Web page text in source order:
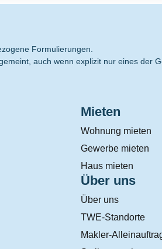
Formulierungen.
auch wenn explizit nur eines der
Mieten
Wohnung mieten
Gewerbe mieten
Haus mieten
Über uns
Über uns
TWE-Standorte
Makler-